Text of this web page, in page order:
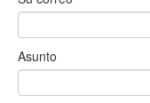
Asunto